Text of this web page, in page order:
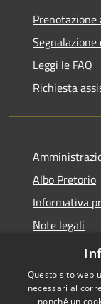
Leggi le FAQ
Richiesta
Albo Pretorio
Informativa
Note legali
Questo sito web
necessari al
nonché un